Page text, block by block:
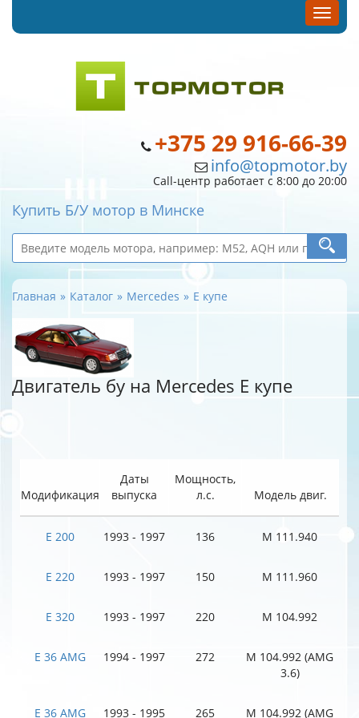
+375 29 916-66-39
info@topmotor.by
Call-центр работает с 8:00 до 20:00
Купить Б/У мотор в Минске
Главная Каталог Mercedes E купе
Двигатель бу на Mercedes E купе
Модификация
Даты
выпуска
Мощность,
л.с.
Модель двиг.
E 200 1993 - 1997 136 M 111.940
E 220 1993 - 1997 150 M 111.960
E 320 1993 - 1997 220 M 104.992
E 36 AMG 1994 - 1997 272
M 104.992 (AMG
3.6)
E 36 AMG 1993 - 1995 265 M 104.992 (AMG